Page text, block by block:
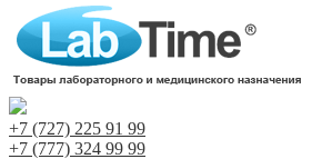
+7 (727) 225 91 99
+7 (777) 324 99 99